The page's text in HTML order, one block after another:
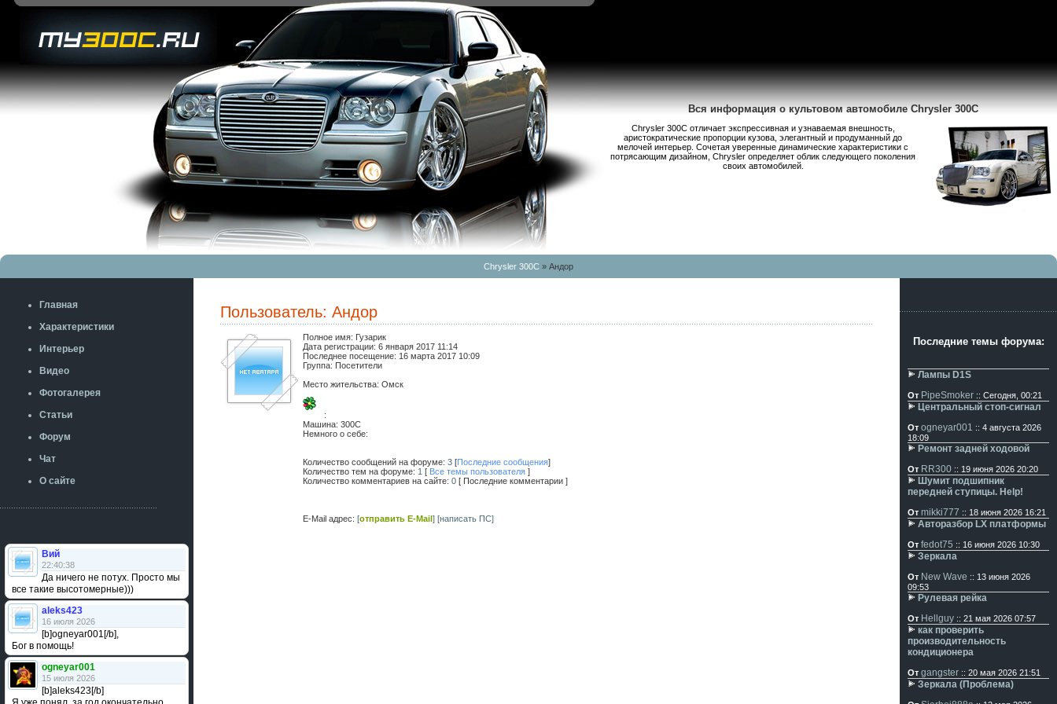
Вся информация о культовом автомобиле Chrysler 300C
Chrysler 300С отличает экспрессивная и узнаваемая внешность,
аристократические пропорции кузова, элегантный и продуманный до
мелочей интерьер. Сочетая уверенные динамические характеристики с
потрясающим дизайном, Chrysler определяет облик следующего поколения
своих автомобилей.
Chrysler 300C » Андор
Главная
Характеристики
Интерьер
Видео
Фотогалерея
Статьи
Форум
Чат
О сайте
Вий
22:40:38
Да ничего не потух. Просто мы
все такие высотомерные)))
aleks423
16 июля 2026
[b]ogneyar001[/b],
Бог в помощь!
ogneyar001
15 июля 2026
[b]aleks423[/b]
Пользователь: Андор
Полное имя: Гузарик
Дата регистрации:6 января 2017 11:14
Последнее посещение: 16 марта 2017 10:09
Группа: Посетители
Место жительства:Омск
:
Машина:300С
Немного о себе:
Количество сообщений на форуме:3 [Последние сообщения]
Количество тем на форуме: 1 [ Все темы пользователя ]
Количество комментариев на сайте:0 [ Последние комментарии ]
E-Mail адрес:[отправить E-Mail] [написать ПС]
Последние темы форума:
Лампы D1S
От PipeSmoker :: Сегодня, 00:21
Центральный стоп-сигнал
От ogneyar001 :: 4 августа 2026
18:09
Ремонт задней ходовой
От RR300 :: 19 июня 2026 20:20
Шумит подшипник
передней ступицы. Help!
От mikki777 :: 18 июня 2026 16:21
Авторазбор LX платформы
От fedot75 :: 16 июня 2026 10:30
Зеркала
От New Wave :: 13 июня 2026
09:53
Рулевая рейка
От Hellguy :: 21 мая 2026 07:57
как проверить
производительность
кондиционера
От gangster :: 20 мая 2026 21:51
Зеркала (Проблема)